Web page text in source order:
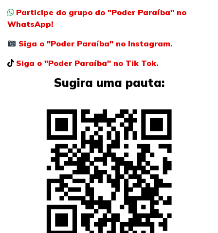
Participe do grupo do "Poder Paraíba" no
WhatsApp!
Siga o "Poder Paraíba" no Instagram.
Siga o "Poder Paraíba" no Tik Tok.
Sugira uma pauta: